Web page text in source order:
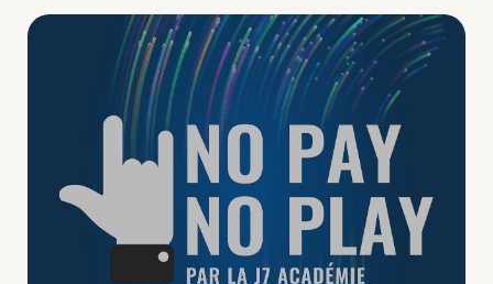
No Pay No Play